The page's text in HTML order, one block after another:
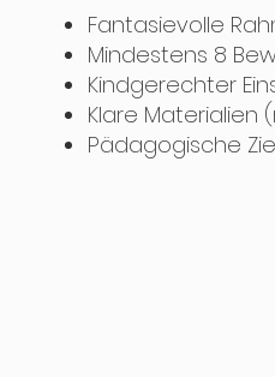
Fantasievolle
Mindestens 8
Kindgerechter
Klare
Pädagogische